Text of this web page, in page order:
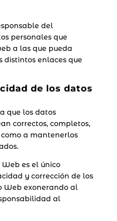
del
personales que
a las que pueda
distintos enlaces que
de los datos
que los datos
correctos, completos,
a mantenerlos
es el único
y corrección de los
Web exonerando al
al